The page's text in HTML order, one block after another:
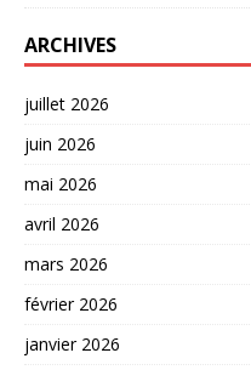
ARCHIVES
juillet 2026
juin 2026
mai 2026
avril 2026
mars 2026
février 2026
janvier 2026